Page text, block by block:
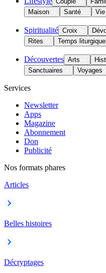
Maison
Santé
Spiritualité Croix
Rites
Temps
Découvertes Arts
Sanctuaires
Voyages
Services
Newsletter
Apps
Magazine
Abonnement
Don
Publicité
Nos formats phares
Articles
Belles histoires
Décryptages